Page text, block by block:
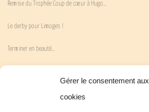
Gérer le consentement aux
cookies
Remise du Trophée Coup de cœur à Hugo…
Le derby pour Limoges !
Terminer en beauté…
« En Mai fait ce qu’il te plaît » !